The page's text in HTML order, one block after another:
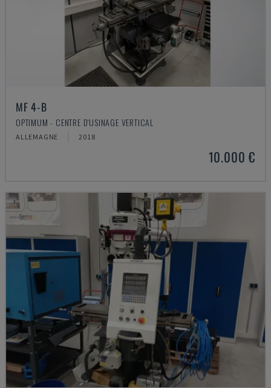
MF 4-B
OPTIMUM - CENTRE D'USINAGE VERTICAL
ALLEMAGNE 2018
10.000 €